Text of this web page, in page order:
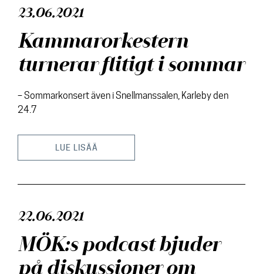
23.06.2021
Kammarorkestern
turnerar flitigt i sommar
– Sommarkonsert även i Snellmanssalen, Karleby den
24.7
LUE LISÄÄ
22.06.2021
MÖK:s podcast bjuder
på diskussioner om